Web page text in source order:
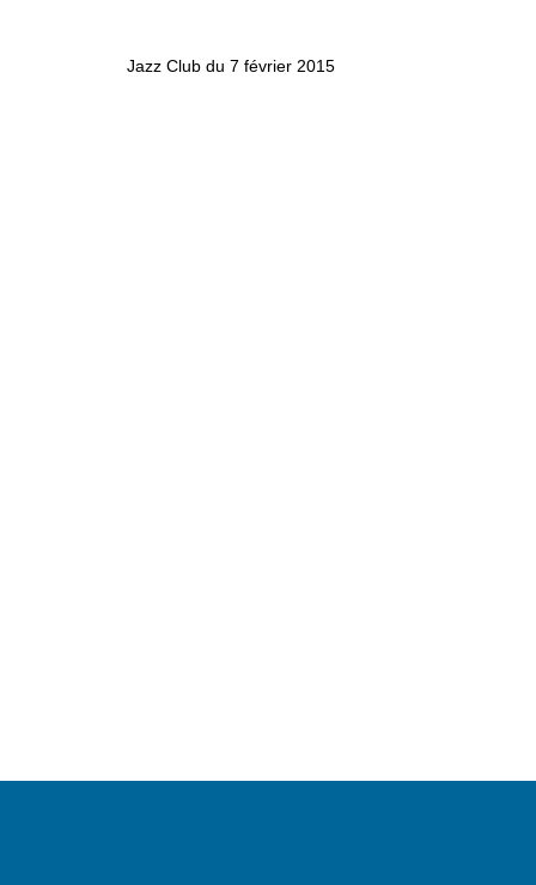
Jazz Club du 7 février 2015